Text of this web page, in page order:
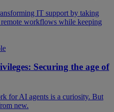
IT support by taking
workflows while keeping
Securing the age of
for AI agents is a curiosity. But
new.